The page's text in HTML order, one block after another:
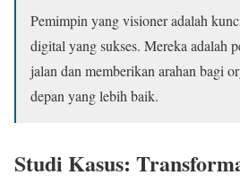
Pemimpin yang visioner adalah
digital yang sukses. Mereka adalah
jalan dan memberikan arahan bagi
depan yang lebih baik.
Studi Kasus: